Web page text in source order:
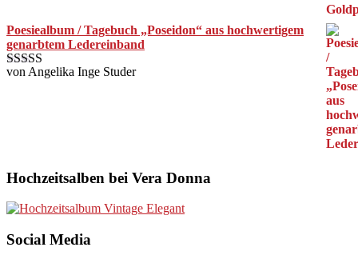
Poesiealbum / Tagebuch „Poseidon“ aus hochwertigem
genarbtem Ledereinband
Bewertet mit
von Angelika Inge Studer
Hochzeitsalben bei Vera Donna
Social Media